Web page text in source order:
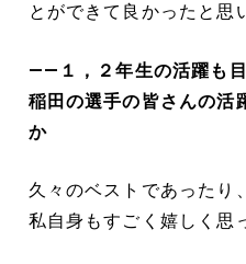
とができて良かったと思
――１，２年生の活躍も
稲田の選手の皆さんの活
か
久々のベストであったり
私自身もすごく嬉しく思